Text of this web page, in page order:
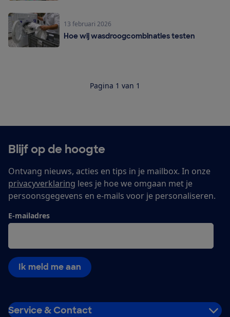
13 februari 2026
Hoe wij wasdroogcombinaties testen
Pagina 1 van 1
Blijf op de hoogte
Ontvang nieuws, acties en tips in je mailbox. In onze
privacyverklaring lees je hoe we omgaan met je
persoonsgegevens en e-mails voor je personaliseren.
E-mailadres
Ik meld me aan
Service & Contact